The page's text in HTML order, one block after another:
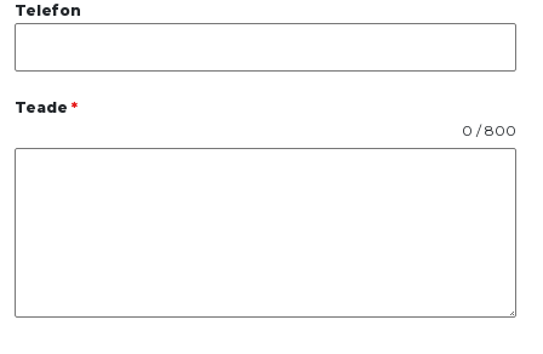
Telefon
Teade *
0 / 800